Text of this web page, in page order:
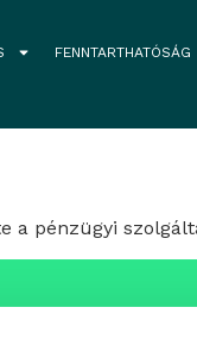
FENNTARTHATÓSÁG
a pénzügyi